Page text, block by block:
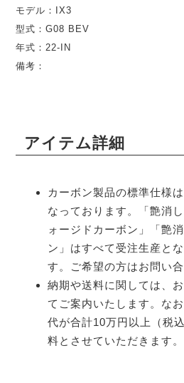
モデル：IX3
型式：G08 BEV
年式：22-IN
備考：
アイテム詳細
カーボン製品の標準仕様
なっております。「艶消
ォージドカーボン」「艶
ン」はすべて受注生産と
す。ご希望の方はお問い合
納期や送料に関しては、
てご案内いたします。な
代が合計10万円以上（税
料とさせていただきます。